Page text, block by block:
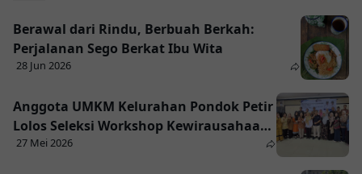
Berawal dari Rindu, Berbuah Berkah:
Perjalanan Sego Berkat Ibu Wita
28 Jun 2026
Anggota UMKM Kelurahan Pondok Petir
Lolos Seleksi Workshop Kewirausahaan
Tahun 2026 yang di adakan Dinas DKUM
27 Mei 2026